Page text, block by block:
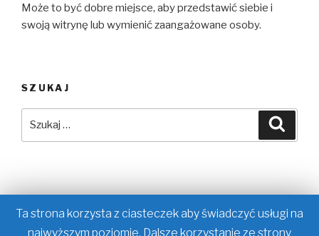
Może to być dobre miejsce, aby przedstawić siebie i
swoją witrynę lub wymienić zaangażowane osoby.
SZUKAJ
mail
Ta strona korzysta z ciasteczek aby świadczyć usługi na
najwyższym poziomie. Dalsze korzystanie ze strony